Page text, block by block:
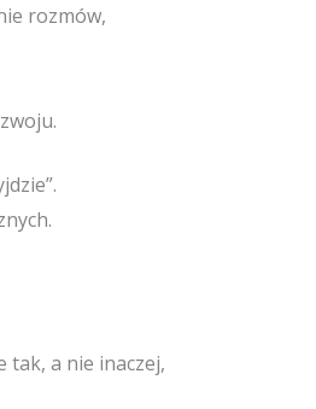
rozmów,
tak, a nie inaczej,